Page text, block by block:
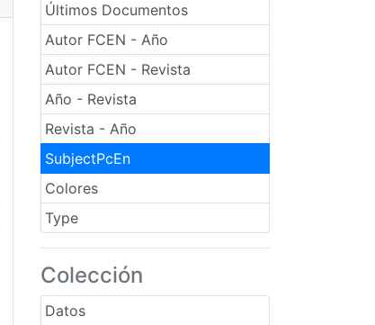
Últimos Documentos
Autor FCEN - Año
Autor FCEN - Revista
Año - Revista
Revista - Año
SubjectPcEn
Colores
Type
Colección
Datos